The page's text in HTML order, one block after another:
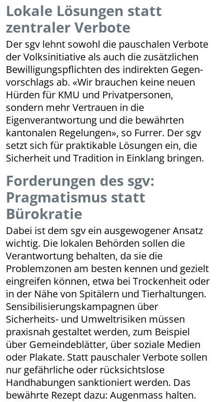
Lokale Lösungen statt
zentraler Verbote
Der sgv lehnt sowohl die pauschalen Verbote
der Volksinitiative als auch die zusätzlichen
Bewilligungspflichten des indirekten Gegen­
vor­schlags ab. «Wir brauchen keine neuen
Hürden für KMU und Privatpersonen,
sondern mehr Vertrauen in die
Eigenverantwortung und die bewährten
kantonalen Regelungen», so Furrer. Der sgv
setzt sich für praktikable Lösungen ein, die
Sicherheit und Tradition in Einklang bringen.
Forderungen des sgv:
Pragmatismus statt
Bürokratie
Dabei ist dem sgv ein ausgewogener Ansatz
wichtig. Die lokalen Behörden sollen die
Verantwortung behalten, da sie die
Problemzonen am besten kennen und gezielt
eingreifen können, etwa bei Trockenheit oder
in der Nähe von Spitälern und Tierhaltungen.
Sensibi­li­sierungs­kam­pagnen über
Sicherheits- und Umweltrisiken müssen
praxisnah gestaltet werden, zum Beispiel
über Gemeindeblätter, über soziale Medien
oder Plakate. Statt pauschaler Verbote sollen
nur gefährliche oder rücksichtslose
Handhabungen sanktioniert werden. Das
bewährte Rezept dazu: Augenmass halten.